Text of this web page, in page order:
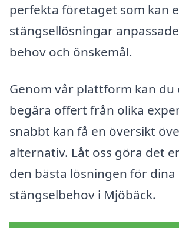
perfekta företaget som kan
stängsellösningar
behov och önskemål.
Genom vår plattform kan du
begära offert från olika
snabbt kan få en översikt
alternativ. Låt oss göra det
den bästa lösningen för dina
stängselbehov i Mjöbäck.